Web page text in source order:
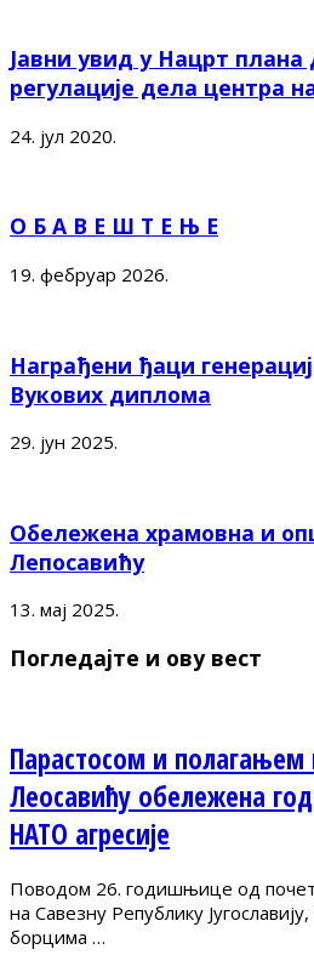
Јавни увид у Нацрт
регулације дела центра
24. јул 2020.
О Б А В Е Ш Т Е Њ Е
19. фебруар 2026.
Награђени ђаци
Вукових диплома
29. јун 2025.
Обележена храмовна и
Лепосавићу
13. мај 2025.
Погледајте и ову вест
Парастосом и полагањем
Леосавићу обележена
НАТО агресије
Поводом 26. годишњице од
на Савезну Републику
борцима …